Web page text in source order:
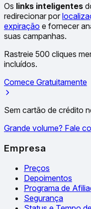
Os links inteligentes
redirecionar por
expiração e fornecer
suas campanhas.
Rastreie 500 cliques
incluídos.
Comece Gratuitamente
Sem cartão de crédito
Grande volume? Fale
Empresa
Preços
Depoimentos
Programa de
Segurança